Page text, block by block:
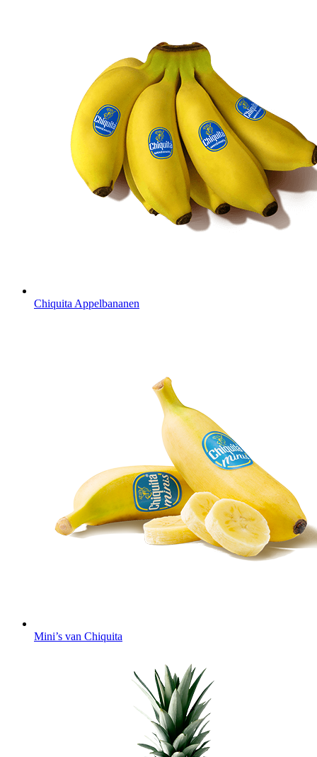
Chiquita Appelbananen
Mini’s van Chiquita